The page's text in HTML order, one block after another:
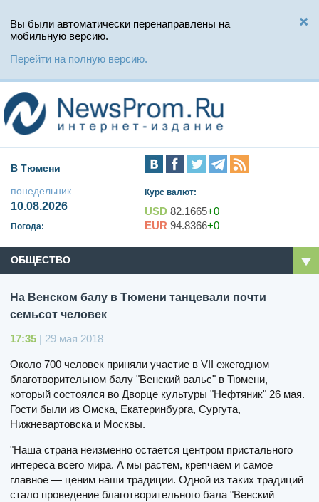
Вы были автоматически перенаправлены на
мобильную версию.
Перейти на полную версию.
В Тюмени
понедельник
10.08.2026
Погода:
Курс валют:
USD 82.1665+0
EUR 94.8366+0
ОБЩЕСТВО
На Венском балу в Тюмени танцевали почти
семьсот человек
17:35 | 29 мая 2018
Около 700 человек приняли участие в VII ежегодном
благотворительном балу "Венский вальс" в Тюмени,
который состоялся во Дворце культуры "Нефтяник" 26 мая.
Гости были из Омска, Екатеринбурга, Сургута,
Нижневартовска и Москвы.
"Наша страна неизменно остается центром пристального
интереса всего мира. А мы растем, крепчаем и самое
главное — ценим наши традиции. Одной из таких традиций
стало проведение благотворительного бала "Венский